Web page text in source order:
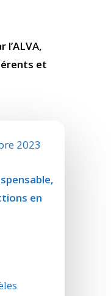
et
2023
en